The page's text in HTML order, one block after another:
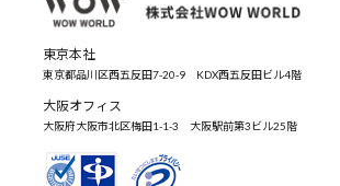
東京本社
東京都品川区西五反田7-20-9 KDX西五反田ビル4階
大阪オフィス
大阪府大阪市北区梅田1-1-3 大阪駅前第3ビル25階